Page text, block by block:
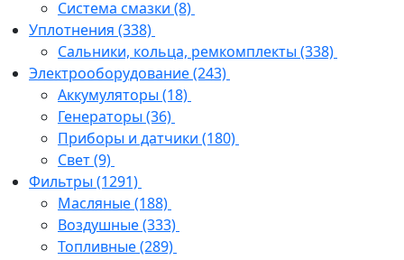
Система смазки (8)
Уплотнения (338)
Сальники, кольца, ремкомплекты (338)
Электрооборудование(243)
Аккумуляторы (18)
Генераторы (36)
Приборы и датчики (180)
Свет(9)
Фильтры (1291)
Масляные(188)
Воздушные(333)
Топливные(289)